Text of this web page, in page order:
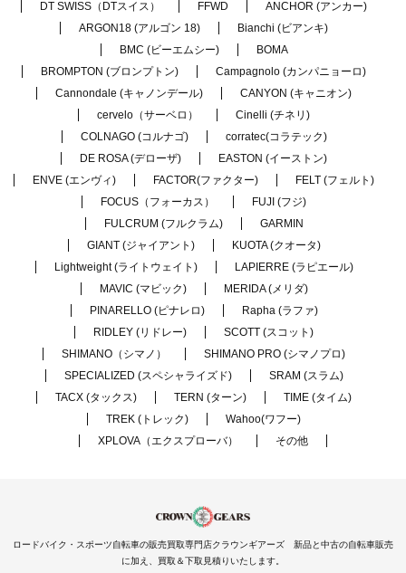
DT SWISS（DTスイス）
FFWD
ANCHOR (アンカー)
ARGON18 (アルゴン 18)
Bianchi (ビアンキ)
BMC (ビーエムシー)
BOMA
BROMPTON (ブロンプトン)
Campagnolo (カンパニョーロ)
Cannondale (キャノンデール)
CANYON (キャニオン)
cervelo（サーベロ）
Cinelli (チネリ)
COLNAGO (コルナゴ)
corratec(コラテック)
DE ROSA (デローザ)
EASTON (イーストン)
ENVE (エンヴィ)
FACTOR(ファクター)
FELT (フェルト)
FOCUS（フォーカス）
FUJI (フジ)
FULCRUM (フルクラム)
GARMIN
GIANT (ジャイアント)
KUOTA (クオータ)
Lightweight (ライトウェイト)
LAPIERRE (ラピエール)
MAVIC (マビック)
MERIDA (メリダ)
PINARELLO (ピナレロ)
Rapha (ラファ)
RIDLEY (リドレー)
SCOTT (スコット)
SHIMANO（シマノ）
SHIMANO PRO (シマノプロ)
SPECIALIZED (スペシャライズド)
SRAM (スラム)
TACX (タックス)
TERN (ターン)
TIME (タイム)
TREK (トレック)
Wahoo(ワフー)
XPLOVA（エクスプローバ）
その他
ロードバイク・スポーツ自転車の販売買取専門店クラウンギアーズ 新品と中古の自転車販売
に加え、買取＆下取見積りいたします。